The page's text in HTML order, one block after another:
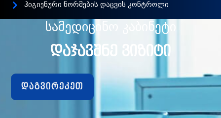
ჰიგიენური ნორმების დაცვის კონტროლი
ᲡᲐᲛᲔᲓᲘᲪᲘᲜᲝ ᲙᲐᲑᲘᲜᲔᲢᲘ
ᲓᲐᲯᲐᲕᲨᲜᲔ ᲕᲘᲖᲘᲢᲘ
დაგვირეკეთ